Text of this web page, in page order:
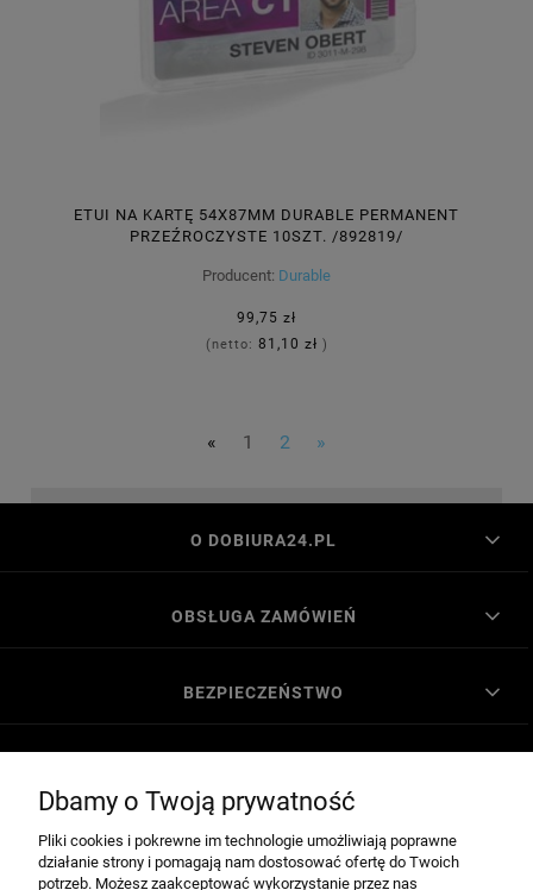
ETUI NA KARTĘ 54X87MM DURABLE PERMANENT
PRZEŹROCZYSTE 10SZT. /892819/
Producent: Durable
99,75 zł
(netto: 81,10 zł )
« 1 2 »
O DOBIURA24.PL
OBSŁUGA ZAMÓWIEŃ
BEZPIECZEŃSTWO
POMOC
Dbamy o Twoją prywatność
Pliki cookies i pokrewne im technologie umożliwiają poprawne
działanie strony i pomagają nam dostosować ofertę do Twoich
potrzeb. Możesz zaakceptować wykorzystanie przez nas